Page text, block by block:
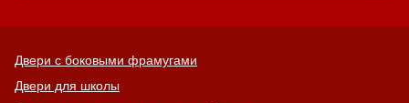
Двери с боковыми фрамугами
Двери для школы